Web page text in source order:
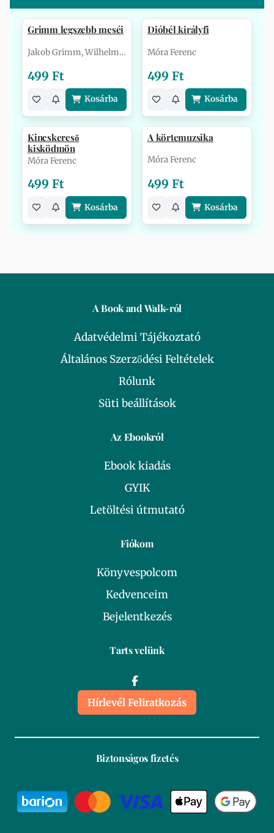
Grimm legszebb meséi
Jakob Grimm, Wilhelm Grimm
499 Ft
Kosárba
Dióbél királyfi
Móra Ferenc
499 Ft
Kosárba
Kincskereső
kisködmön
Móra Ferenc
499 Ft
Kosárba
A körtemuzsika
Móra Ferenc
499 Ft
Kosárba
A Book and Walk-ról
Adatvédelmi Tájékoztató
Általános Szerződési Feltételek
Rólunk
Süti beállítások
Az Ebookról
Ebook kiadás
GYIK
Letöltési útmutató
Fiókom
Könyvespolcom
Kedvenceim
Bejelentkezés
Tarts velünk
Hírlevél Feliratkozás
Biztonságos fizetés